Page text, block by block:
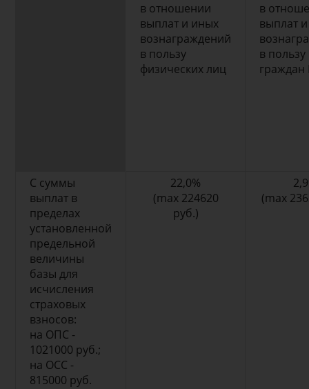
в отношении
выплат и иных
вознаграждений
в пользу
физических лиц
в
выплат
в пользу
С суммы
выплат в
пределах
установленной
предельной
величины
базы для
исчисления
страховых
взносов:
на ОПС -
1021000 руб.;
на ОСС -
815000 руб.
22,0%
(max 224620
руб.)
(max